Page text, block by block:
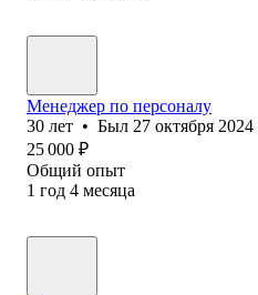
Менеджер по персоналу
30 лет • Был 27 октября 2024
25 000 ₽
Общий опыт
1 год 4 месяца